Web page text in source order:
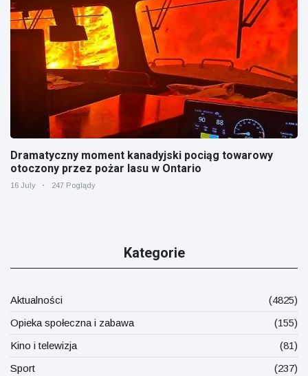
Dramatyczny moment kanadyjski pociąg towarowy
otoczony przez pożar lasu w Ontario
16 July 247 Poglądy
Kategorie
Aktualności
(4825)
Opieka społeczna i zabawa
(155)
Kino i telewizja
(81)
Sport
(237)